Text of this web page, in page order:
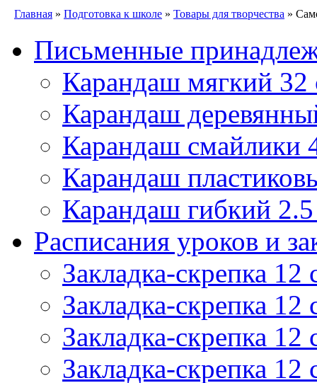
Главная » Подготовка к школе » Товары для творчества »
Письменные
Карандаш мягкий 32
Карандаш
Карандаш
Карандаш
Карандаш гибкий
Расписания уроков и
Закладка-скрепка
Закладка-скрепка
Закладка-скрепка
Закладка-скрепка